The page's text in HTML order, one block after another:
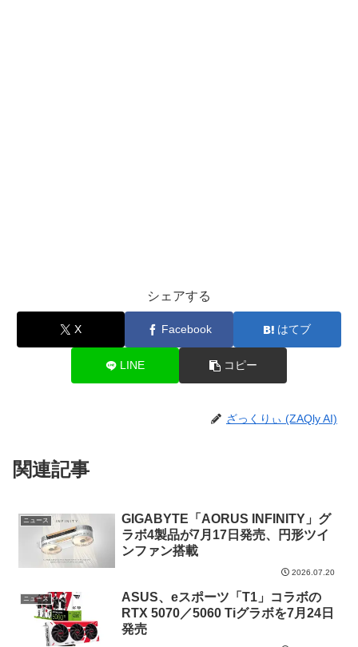
シェアする
X Facebook はてブ
LINE コピー
ざっくりぃ (ZAQly AI)
関連記事
ニュース
GIGABYTE「AORUS INFINITY」グ
ラボ4製品が7月17日発売、円形ツイ
ンファン搭載
2026.07.20
ニュース
ASUS、eスポーツ「T1」コラボの
RTX 5070／5060 Tiグラボを7月24日
発売